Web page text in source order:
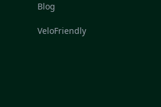
Blog
VeloFriendly